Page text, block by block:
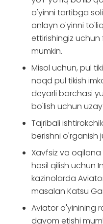
o'yinni tartibga
onlayn o'yinni
ettirishingiz
mumkin.
Misol uchun, pul
naqd pul tikish
deyarli barchasi
bo'lish uchun
Tajribali
berishni o'rganish
Xavfsiz va
hosil qilish uchun
kazinolarda
masalan Katsu
Aviator o'yinining
davom etishi